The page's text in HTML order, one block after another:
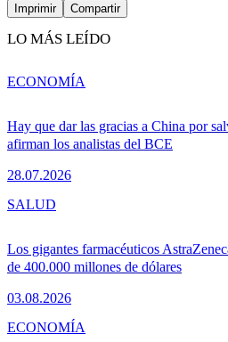
Imprimir Compartir
LO MÁS LEÍDO
Hay que dar las gracias a China por
afirman los analistas del BCE
28.07.2026
ECONOMÍA
Los gigantes farmacéuticos
de 400.000 millones de dólares
03.08.2026
SALUD
ECONOMÍA